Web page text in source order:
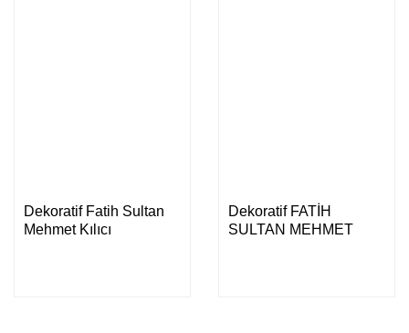
Dekoratif Fatih Sultan
Mehmet Kılıcı
Dekoratif FATİH
SULTAN MEHMET